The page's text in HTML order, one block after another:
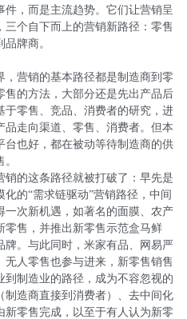
，而是主流趋势。它们让营销呈
个自下而上的营销新路径：零售
牌商。
营销的基本路径都是制造商到零
的方法，大部分还是先出产品后
零售、竞品、消费者的研究，进
走向渠道、零售、消费者。但本
台也好，都在被动等待制造商的供
的这条路径就被打破了：早先是
的“需求链驱动”营销路径，中间
次新机遇，如著名的面膜、农产
零售，并推出新零售示范盒马鲜
。与此同时，米家有品、网易严
人零售也参与进来，新零售销售
制造业的路径，成为不容忽视的
制造商直接到消费者）、去中间化
零售完成，以至于有人认为新零